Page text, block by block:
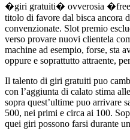
�giri gratuiti� ovverosia
titolo di favore dal bisca ancora
convenzionate. Slot premio
verso provare nuovi clientela
machine ad esempio, forse, sta
oppure e soprattutto attraente,
Il talento di giri gratuiti puo
con l’aggiunta di calato stima
sopra quest’ultime puo arrivare
500, nei primi e circa ai 100.
quei giri possono farsi durante